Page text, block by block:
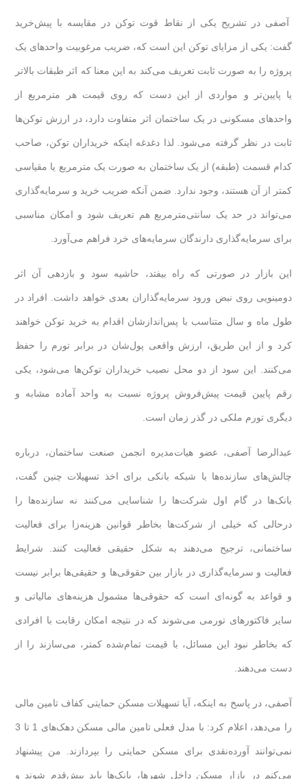
آصفی در تشریح یکی از نقاط قوت توکن در مقایسه با پیش‌خرید
گفت: یکی از مزایای توکن این است که، ضریب مرغوبیت واحدهای یک
پروژه را به صورت ثابت تعریف می‌کند به این معنا که اثر طبقات بالاتر
یا پایین‌تر و مواردی از این دست که روی قیمت هر مترمربع از
واحدهای مسکونی در یک ساختمان اثر متفاوت دارد، در ارزش توکن‌ها
ثابت در نظر گرفته می‌شود. لذا دغدغه اینکه خریداران توکن، صاحب
کدام قسمت (طبقه) از یک ساختمان به صورت یک مترمربع یا مقیاسی
کمتر از آن هستند، وجود ندارد. ضمن آنکه ضریب خرید و سرمایه‌گذاری
می‌تواند در حد یک سانتی‌مترمربع هم تعریف شود و امکان مناسبی
برای سرمایه‌گذاری دارندگان سرمایه‌های خرد فراهم می‌آورد.
این بازار در صورتی که راه بیفتد، حاشیه سود و بازدهی آن اثر
دومینویی روی نبض ورود سرمایه‌گذاران بعدی خواهد داشت. افراد در
طول ماه و سال متناسب با پس‌اندازشان اقدام به خرید توکن خواهند
کرد و از این طریق، ارزش واقعی پول‌شان در برابر تورم را حفظ
می‌کنند. این سود از دو محل نصیب خریداران توکن‌ها می‌شود، یکی
رقم پایین قیمت پیش‌فروش پروژه نسبت به واحد آماده مشابه و
دیگری تورم ملکی در گذر زمان است.
عبدالرضا آصفی، عضو هیات‌‌مدیره انجمن صنعت ساختمان، درباره
چالش‌های سازنده‌ها با شبکه بانکی برای اخذ تسهیلات چنین گفت،
بانک‌ها در گام اول شرکت‌ها را شناسایی می‌کنند نه سازنده‌ها را
درحالی‌ که خیلی از شرکت‌ها بخاطر قوانین هزینه‌زا برای فعالیت
ساختمانی، ترجیح می‌دهند به شکل حقیقی فعالیت کنند. شرایط
فعالیت و سرمایه‌گذاری در بازار بین حقوقی‌ها و حقیقی‌ها برابر نیست
و قواعد به گونه‌ای است که حقوقی‌ها مشمول هزینه‌های مالیاتی و
سایر فاکتورهای تورمی می‌شوند که در نتیجه امکان رقابت با افرادی
که بخاطر نبود این مسائل، با قیمت تمام‌شده کمتر، می‌سازند را از
دست می‌دهند.
آصفی، در پاسخ به اینکه، آیا تسهیلات مسکن حمایتی کفاف تامین مالی
را می‌دهد، اعلام کرد: با مدل فعلی تامین مالی مسکن دهک‌های 1 تا 3
نمی‌توانند آورده‌نقدی برای مسکن حمایتی را بپردازند. من پیشنهاد
می‌کنم در بازار مسکن داخل شهرها، بانک‌ها باید پیش‌قدم شوند و